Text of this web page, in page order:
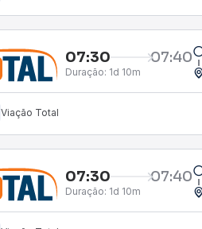
07:30 07:40
Duração: 1d 10m
Viação Total
07:30 07:40
Duração: 1d 10m